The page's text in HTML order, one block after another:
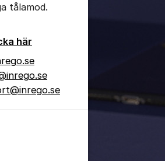
tålamod.
här